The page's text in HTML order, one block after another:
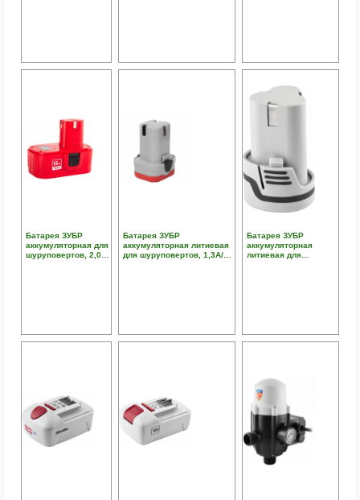
Батарея ЗУБР
аккумуляторная для
шуруповертов, 2,0
Батарея ЗУБР
аккумуляторная литиевая
для шуруповертов, 1,3А/ч,
Батарея ЗУБР
аккумуляторная
литиевая для